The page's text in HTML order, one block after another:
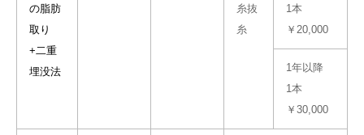
の脂肪
取り
+二重
埋没法
糸抜
糸
1本
￥20,000
1年以降
1本
￥30,000